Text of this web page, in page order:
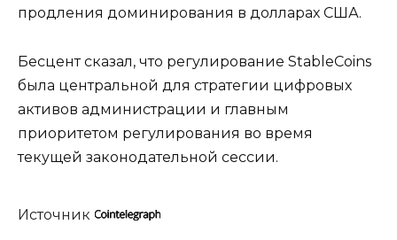
продления доминирования в долларах США.
Бесцент сказал, что регулирование StableCoins
была центральной для стратегии цифровых
активов администрации и главным
приоритетом регулирования во время
текущей законодательной сессии.
Источник